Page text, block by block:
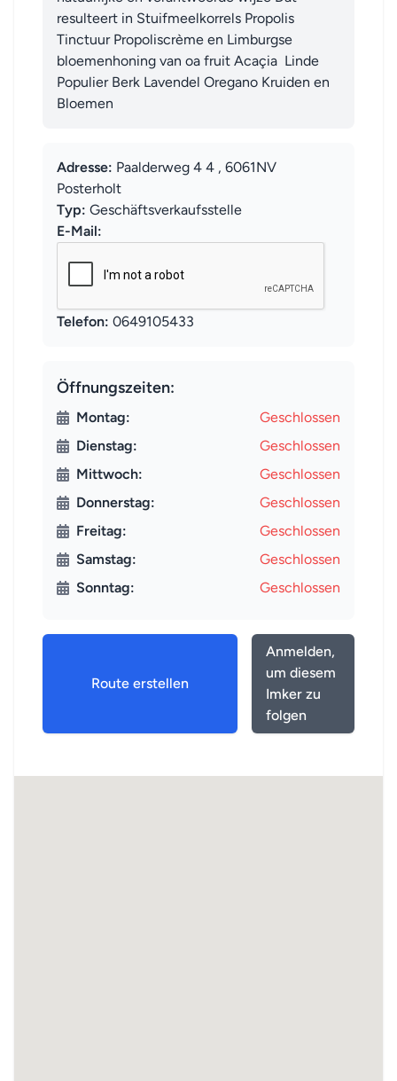
resulteert in Stuifmeelkorrels Propolis
Tinctuur Propoliscrème en Limburgse
bloemenhoning van oa fruit Acaçia  Linde
Populier Berk Lavendel Oregano Kruiden en
Bloemen
Adresse: Paalderweg 4 4 , 6061NV
Posterholt
Typ: Geschäftsverkaufsstelle
E-Mail:
Telefon: 0649105433
Öffnungszeiten:
Montag:
Geschlossen
Dienstag:
Geschlossen
Mittwoch:
Geschlossen
Donnerstag:
Geschlossen
Freitag:
Geschlossen
Samstag:
Geschlossen
Sonntag:
Geschlossen
Route erstellen
Anmelden,
um diesem
Imker zu
folgen